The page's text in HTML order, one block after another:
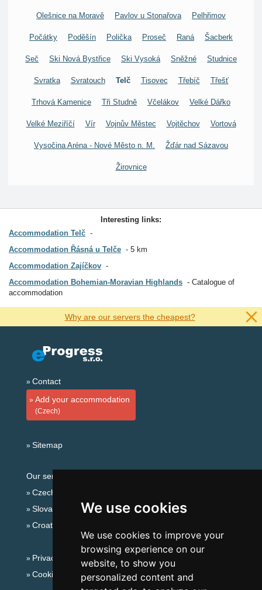
We use cookies
We use cookies to improve your
browsing experience on our
website, to show you
personalized content and
Olešnice na Moravě Pavlov u Stonařova Pelhřimov
Počátky Poděšín Polička Proseč Raná Šacberk
Seč Ski Nová Bystřice Ski Vysoká Sněžné Studnice
Svratka Svratouch Telč Tisovec Třebíč Třešť
Trhová Kamenice Tři Studně Včelákov Velké Dářko
Velké Meziříčí Vír Vojnův Městec Vojtěchov Vortová
Vysočina Aréna - Nové Město n. M. Žďár nad Sázavou
Žirovnice
Interesting links:
Accommodation Telč
Accommodation Řásná u Telče
5 km
Accommodation Zajíčkov
Accommodation Bohemian-Moravian Highlands
Catalogue of
accommodation
Why are our servers the cheapest?
Contact
Add your accommodation
(Czech)
Sitemap
Our servers:
Czech mountains
Slovakian mountains
Croatian Adriatic
Privacy policy
Cookies